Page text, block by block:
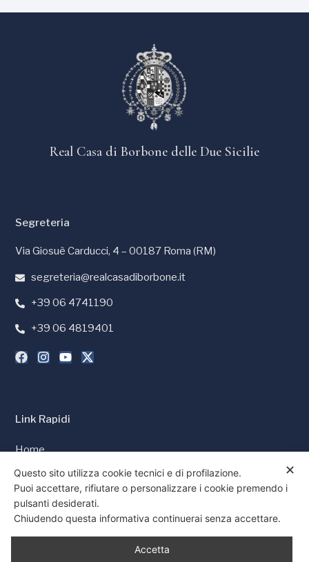
Real Casa di Borbone delle Due Sicilie
Link Rapidi
Home
Stampa e Media
Cookie Policy
Privacy Policy
Consenso
Segreteria
Via Giosuè Carducci, 4 – 00187 Roma (RM)
segreteria@realcasadiborbone.it
+39 06 4741190
+39 06 4819401
✕
Questo sito utilizza cookie tecnici e di profilazione.
Puoi accettare, rifiutare o personalizzare i cookie premendo i
pulsanti desiderati.
Chiudendo questa informativa continuerai senza accettare.
Accetta